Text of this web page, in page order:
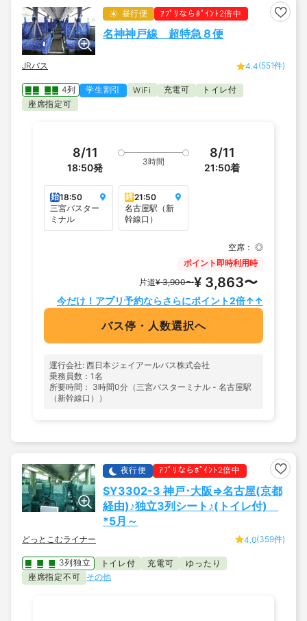
昼行便 ｱﾌﾟﾘならﾎﾟｲﾝﾄ2倍中
名神神戸線 超特急８便
JRバス 4.4(551件)
4列 学生割引 WiFi 充電可
トイレ付
座席指定可
8/11
18:50発
3時間
8/11
21:50着
始18:50
三宮バスター
ミナル
終21:50
名古屋駅（新
幹線口）
空席： ◎
ポイント即時利用時
片道¥ 3,900〜¥ 3,863〜
今だけ！アプリ予約ならさらにポイント2倍↑↑
バス停・人数選択へ
運行会社: 西日本ジェイアールバス株式会社
乗務員数：1名
所要時間： 3時間0分（三宮バスターミナル - 名古屋駅
（新幹線口））
夜行便 ｱﾌﾟﾘならﾎﾟｲﾝﾄ2倍中
SY3302-3 神戸･大阪⇒名古屋(京都
経由)♪独立3列シート♪(トイレ付)
*5月～
どっとこむライナー 4.0(359件)
3列独立 トイレ付 充電可
ゆったり
座席指定不可
その他